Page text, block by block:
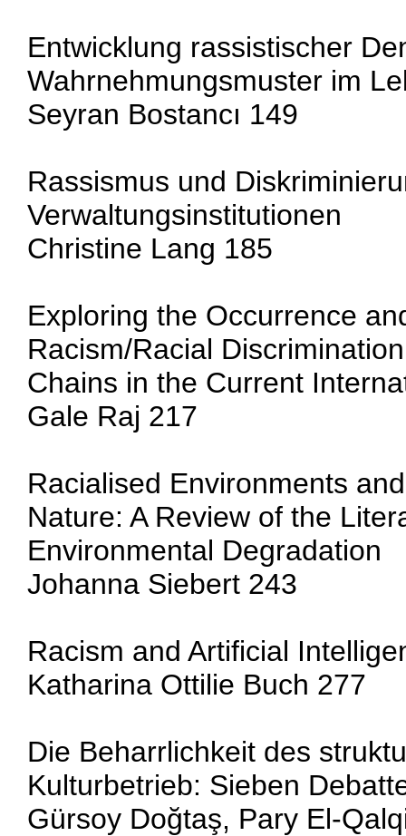
Entwicklung rassistischer
Wahrnehmungsmuster im
Seyran Bostancı 149
Rassismus und
Verwaltungsinstitutionen
Christine Lang 185
Exploring the Occurrence
Racism/Racial
Chains in the Current
Gale Raj 217
Racialised Environments
Nature: A Review of the
Environmental Degradation
Johanna Siebert 243
Racism and Artificial
Katharina Ottilie Buch 277
Die Beharrlichkeit des
Kulturbetrieb: Sieben
Gürsoy Doğtaş, Pary El-